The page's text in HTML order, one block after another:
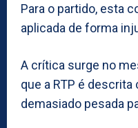
Para o partido, esta
aplicada de forma
A crítica surge no
que a RTP é
demasiado pesada